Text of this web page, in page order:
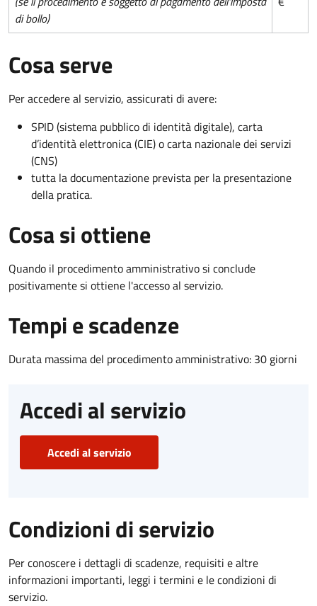
di bollo)
Cosa serve
Per accedere al servizio, assicurati di avere:
SPID (sistema pubblico di identità digitale), carta
d’identità elettronica (CIE) o carta nazionale dei servizi
(CNS)
tutta la documentazione prevista per la presentazione
della pratica.
Cosa si ottiene
Quando il procedimento amministrativo si conclude
positivamente si ottiene l'accesso al servizio.
Tempi e scadenze
Durata massima del procedimento amministrativo: 30 giorni
Accedi al servizio
Accedi al servizio
Condizioni di servizio
Per conoscere i dettagli di scadenze, requisiti e altre
informazioni importanti, leggi i termini e le condizioni di
servizio.